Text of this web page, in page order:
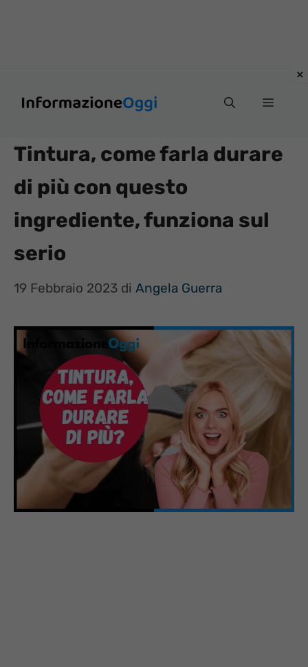
Menu
Tintura, come farla durare
di più con questo
ingrediente, funziona sul
serio
19 Febbraio 2023 di Angela Guerra